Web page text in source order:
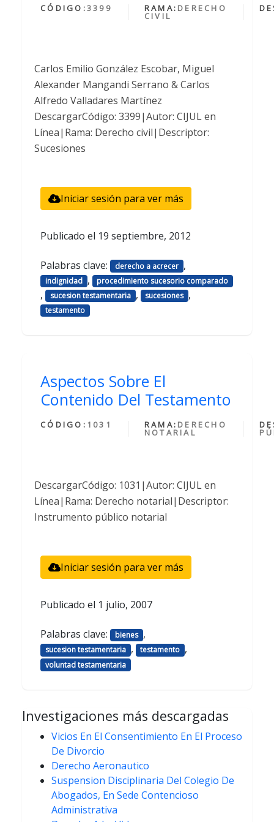
CÓDIGO:3399 RAMA: DERECHO
CIVIL
Carlos Emilio González Escobar, Miguel
Alexander Mangandi Serrano & Carlos
Alfredo Valladares Martínez
DescargarCódigo: 3399|Autor: CIJUL en
Línea|Rama: Derecho civil|Descriptor:
Sucesiones
Iniciar sesión para ver más
Publicado el 19 septiembre, 2012
Palabras clave: derecho a acrecer ,
indignidad , procedimiento sucesorio comparado
, sucesion testamentaria , sucesiones ,
testamento
Aspectos Sobre El
Contenido Del Testamento
CÓDIGO: 1031 RAMA: DERECHO
NOTARIAL
DescargarCódigo: 1031|Autor: CIJUL en
Línea|Rama: Derecho notarial|Descriptor:
Instrumento público notarial
Iniciar sesión para ver más
Publicado el 1 julio, 2007
Palabras clave: bienes ,
sucesion testamentaria , testamento ,
voluntad testamentaria
Investigaciones más descargadas
Vicios En El Consentimiento En El Proceso
De Divorcio
Derecho Aeronautico
Suspension Disciplinaria Del Colegio De
Abogados, En Sede Contencioso
Administrativa